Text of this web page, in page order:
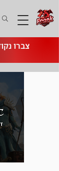
צברו